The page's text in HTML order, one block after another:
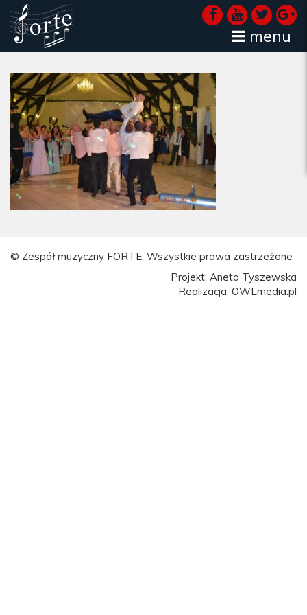
menu
© Zespół muzyczny FORTE. Wszystkie prawa zastrzeżone
Projekt: Aneta Tyszewska
Realizacja: OWLmedia.pl